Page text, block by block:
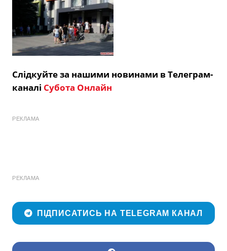
Слідкуйте за нашими новинами в Телеграм-
каналі Субота Онлайн
РЕКЛАМА
РЕКЛАМА
ПІДПИСАТИСЬ НА TELEGRAM КАНАЛ